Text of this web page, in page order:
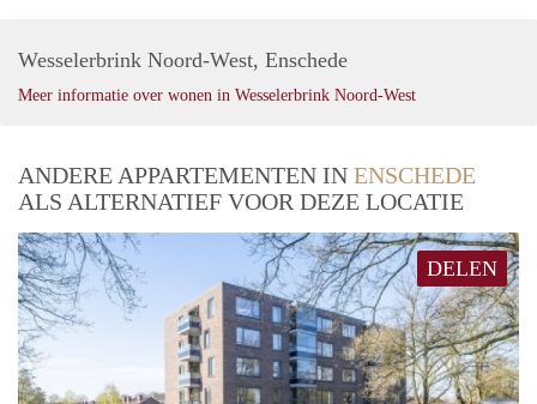
Wesselerbrink Noord-West, Enschede
Meer informatie over wonen in Wesselerbrink Noord-West
ANDERE APPARTEMENTEN IN ENSCHEDE
ALS ALTERNATIEF VOOR DEZE LOCATIE
DELEN